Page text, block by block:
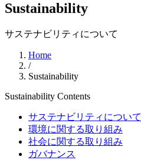
Sustainability
サステナビリティについて
Home
/
Sustainability
Sustainability Contents
サステナビリティについて
環境に関する取り組み
社会に関する取り組み
ガバナンス